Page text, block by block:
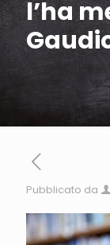
l’ha
Pubblicato da